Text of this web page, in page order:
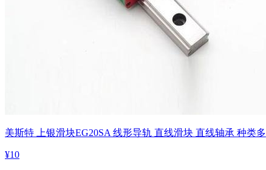
美斯特 上银滑块EG20SA 线形导轨 直线滑块 直线轴承 种类多
¥10